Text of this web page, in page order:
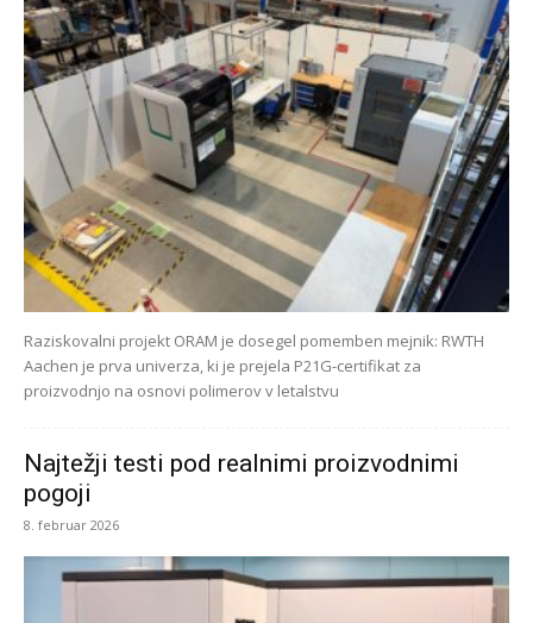
Raziskovalni projekt ORAM je dosegel pomemben mejnik: RWTH
Aachen je prva univerza, ki je prejela P21G-certifikat za
proizvodnjo na osnovi polimerov v letalstvu
Najtežji testi pod realnimi proizvodnimi
pogoji
8. februar 2026